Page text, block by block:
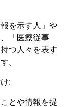
を示す人」や
「医療従事
つ人々を表す
。
:
とや情報を提